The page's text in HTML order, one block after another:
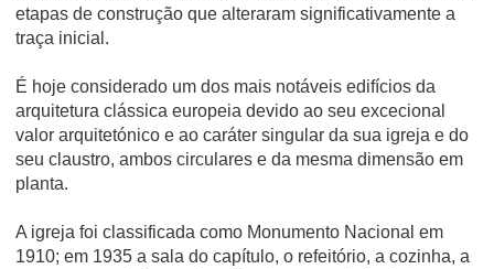
etapas de construção que alteraram significativamente a
traça inicial.
É hoje considerado um dos mais notáveis edifí­cios da
arquitetura clássica europeia devido ao seu excecional
valor arquitetónico e ao caráter singular da sua igreja e do
seu claustro, ambos circulares e da mesma dimensão em
planta.
A igreja foi classificada como Monumento Nacional em
1910; em 1935 a sala do capí­tulo, o refeitório, a cozinha, a